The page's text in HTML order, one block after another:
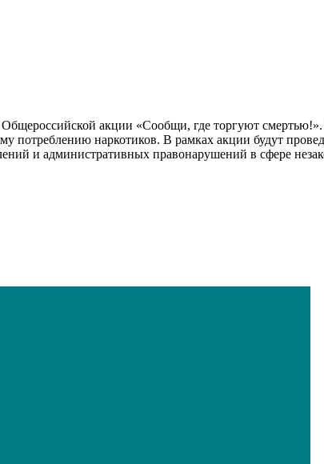
акции «Сообщи, где торгуют
потреблению наркотиков. В рамках акции будут
и административных правонарушений в сфере